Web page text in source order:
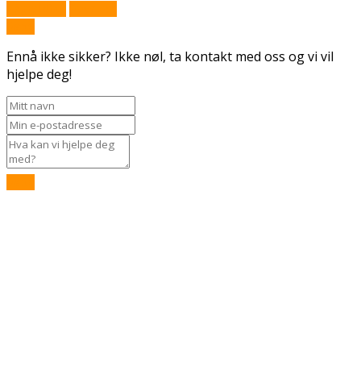
Ennå ikke sikker? Ikke nøl, ta kontakt med oss og vi vil
hjelpe deg!